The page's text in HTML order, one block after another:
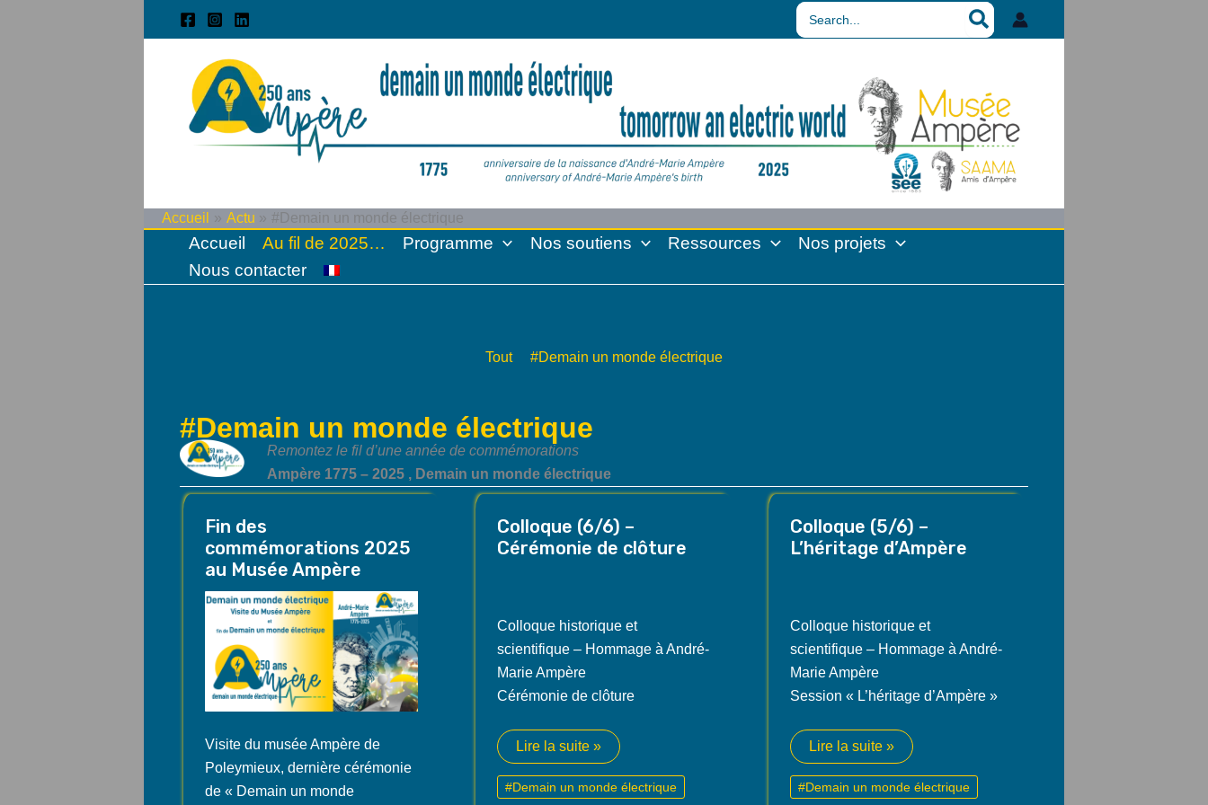
Search
for:
Accueil Actu #Demain un monde électrique
Accueil Au fil de 2025… Programme Nos soutiens Ressources
Nos projets
Nous contacter
category
Tout #Demain un monde électrique
#Demain un monde électrique
Remontez le fil d’une année de commémorations
Ampère 1775 – 2025 , Demain un monde électrique
Fin des
commémorations 2025
au Musée Ampère
Visite du musée Ampère de
Poleymieux, dernière cérémonie
de « Demain un monde
Colloque (6/6) –
Cérémonie de clôture
Colloque historique et
scientifique – Hommage à André-
Marie Ampère
Cérémonie de clôture
Colloque
(6/6)
–
Cérémonie
Lire la suite »
#Demain un monde électrique
Colloque (5/6) –
L’héritage d’Ampère
Colloque historique et
scientifique – Hommage à André-
Marie Ampère
Session « L’héritage d’Ampère »
Colloque
(5/6)
–
L’héritage
Lire la suite »
#Demain un monde électrique